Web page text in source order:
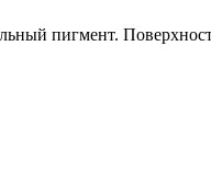
пигмент.